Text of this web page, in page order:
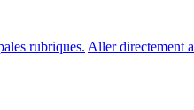
rubriques. Aller directement